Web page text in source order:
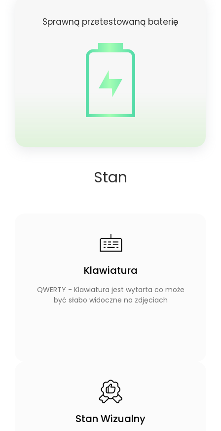
Sprawną przetestowaną baterię
Stan
Klawiatura
QWERTY - Klawiatura jest wytarta co może
być słabo widoczne na zdjęciach
Stan Wizualny